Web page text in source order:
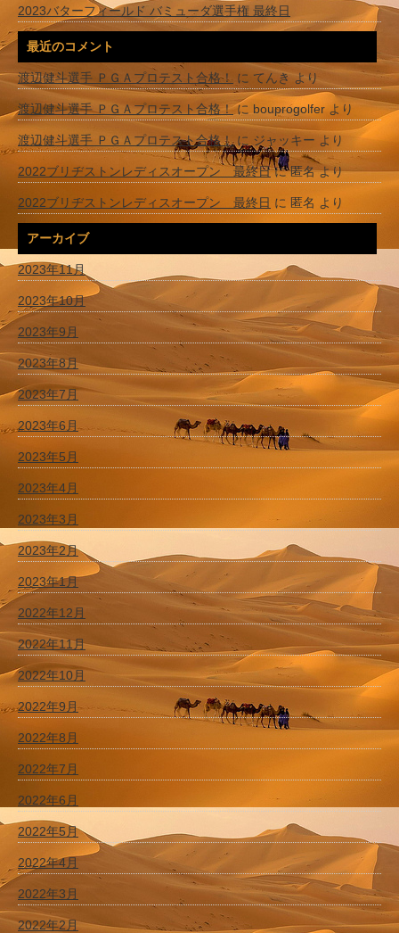
2023バターフィールド バミューダ選手権 最終日
最近のコメント
渡辺健斗選手 ＰＧＡプロテスト合格！ に てんきより
渡辺健斗選手 ＰＧＡプロテスト合格！に bouprogolferより
渡辺健斗選手 ＰＧＡプロテスト合格！にジャッキー より
2022ブリヂストンレディスオープン 最終日に匿名より
2022ブリヂストンレディスオープン 最終日 に 匿名 より
アーカイブ
2023年11月
2023年10月
2023年9月
2023年8月
2023年7月
2023年6月
2023年5月
2023年4月
2023年3月
2023年2月
2023年1月
2022年12月
2022年11月
2022年10月
2022年9月
2022年8月
2022年7月
2022年6月
2022年5月
2022年4月
2022年3月
2022年2月